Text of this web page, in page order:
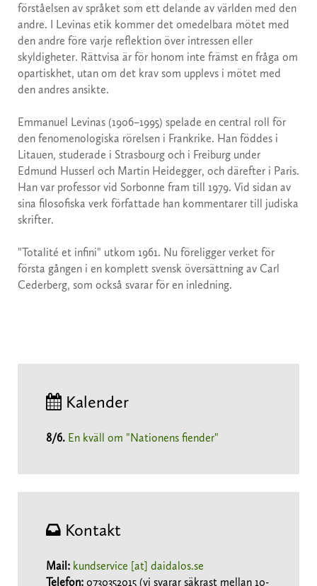
förståelsen av språket som ett delande av världen med den
andre. I Levinas etik kommer det omedelbara mötet med
den andre före varje reflektion över intressen eller
skyldigheter. Rättvisa är för honom inte främst en fråga om
opartiskhet, utan om det krav som upplevs i mötet med
den andres ansikte.
Emmanuel Levinas (1906–1995) spelade en central roll för
den fenomenologiska rörelsen i Frankrike. Han föddes i
Litauen, studerade i Strasbourg och i Freiburg under
Edmund Husserl och Martin Heidegger, och därefter i Paris.
Han var professor vid Sorbonne fram till 1979. Vid sidan av
sina filosofiska verk författade han kommentarer till judiska
skrifter.
"Totalité et infini" utkom 1961. Nu föreligger verket för
första gången i en komplett svensk översättning av Carl
Cederberg, som också svarar för en inledning.
Kalender
8/6. En kväll om "Nationens fiender"
Kontakt
Mail: kundservice [at] daidalos.se
Telefon: 0730352015 (vi svarar säkrast mellan 10-